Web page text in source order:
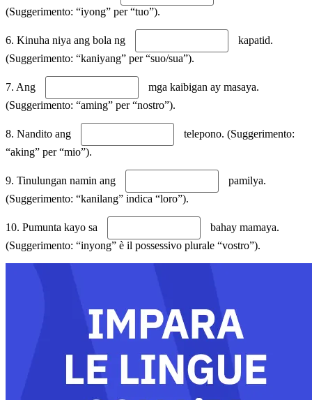
(Suggerimento: “iyong” per “tuo”).
6. Kinuha niya ang bola ng
kapatid.
(Suggerimento: “kaniyang” per “suo/sua”).
7. Ang
mga kaibigan ay masaya.
(Suggerimento: “aming” per “nostro”).
8. Nandito ang
telepono. (Suggerimento:
“aking” per “mio”).
9. Tinulungan namin ang
pamilya.
(Suggerimento: “kanilang” indica “loro”).
10. Pumunta kayo sa
bahay mamaya.
(Suggerimento: “inyong” è il possessivo plurale “vostro”).